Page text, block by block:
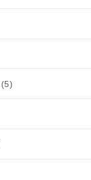
(5)